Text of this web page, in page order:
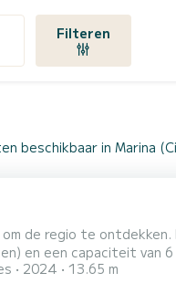
Filteren
beschikbaar in Marina
comfort en prestaties op
water door te brengen in de
2024 13.65 m